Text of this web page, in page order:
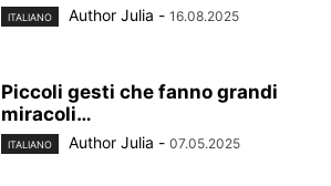
ITALIANO Author Julia - 16.08.2025
Piccoli gesti che fanno grandi
miracoli…
ITALIANO Author Julia - 07.05.2025